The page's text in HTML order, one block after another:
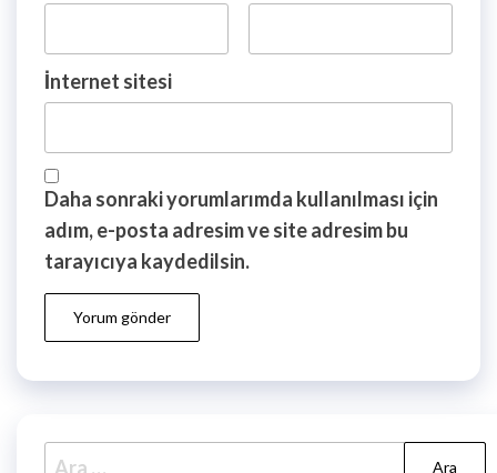
İnternet sitesi
Daha sonraki yorumlarımda kullanılması için
adım, e-posta adresim ve site adresim bu
tarayıcıya kaydedilsin.